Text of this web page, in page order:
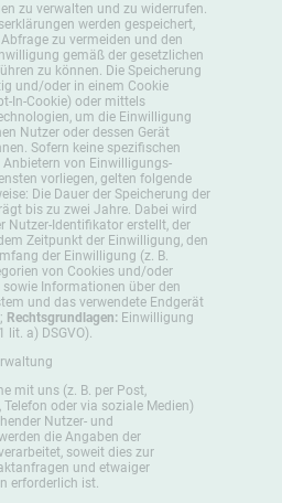
zu verwalten und zu widerrufen.
werden gespeichert,
zu vermeiden und den
gemäß der gesetzlichen
zu können. Die Speicherung
und/oder in einem Cookie
In-Cookie) oder mittels
um die Einwilligung
Nutzer oder dessen Gerät
Sofern keine spezifischen
von Einwilligungs-
vorliegen, gelten folgende
Die Dauer der Speicherung der
bis zu zwei Jahre. Dabei wird
Nutzer-Identifikator erstellt, der
Zeitpunkt der Einwilligung, den
der Einwilligung (z. B.
von Cookies und/oder
sowie Informationen über den
und das verwendete Endgerät
Rechtsgrundlagen: Einwilligung
lit. a) DSGVO).
mit uns (z. B. per Post,
oder via soziale Medien)
Nutzer- und
die Angaben der
soweit dies zur
und etwaiger
erforderlich ist.